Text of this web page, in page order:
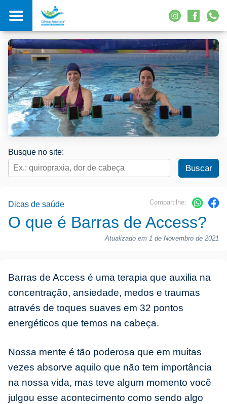
Busque no site:
Compartilhe:
Dicas de saúde
O que é Barras de Access?
Atualizado em 1 de Novembro de 2021
Barras de Access é uma terapia que auxilia na
concentração, ansiedade, medos e traumas
através de toques suaves em 32 pontos
energéticos que temos na cabeça.
Nossa mente é tão poderosa que em muitas
vezes absorve aquilo que não tem importância
na nossa vida, mas teve algum momento você
julgou esse acontecimento como sendo algo